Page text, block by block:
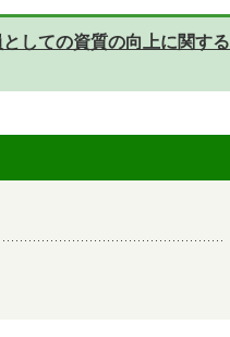
しての資質の向上に関する